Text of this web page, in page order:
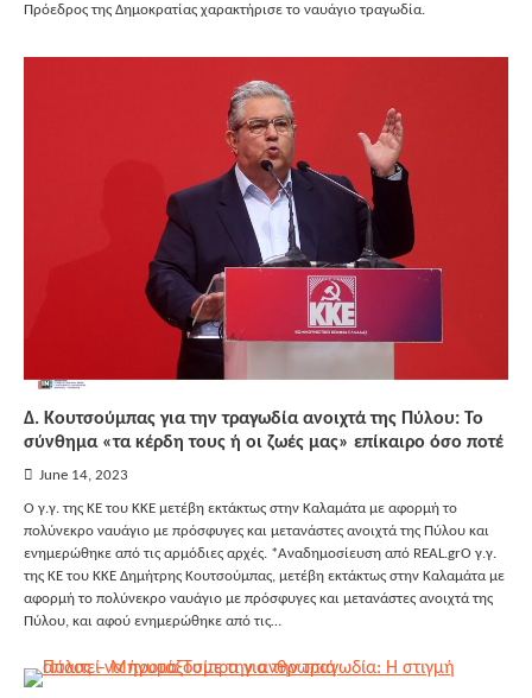
Πρόεδρος της Δημοκρατίας χαρακτήρισε το ναυάγιο τραγωδία.
Δ. Κουτσούμπας για την τραγωδία ανοιχτά της Πύλου: Το
σύνθημα «τα κέρδη τους ή οι ζωές μας» επίκαιρο όσο ποτέ
June 14, 2023
Ο γ.γ. της ΚΕ του ΚΚΕ μετέβη εκτάκτως στην Καλαμάτα με αφορμή το
πολύνεκρο ναυάγιο με πρόσφυγες και μετανάστες ανοιχτά της Πύλου και
ενημερώθηκε από τις αρμόδιες αρχές. *Αναδημοσίευση από REAL.grΟ γ.γ.
της ΚΕ του ΚΚΕ Δημήτρης Κουτσούμπας, μετέβη εκτάκτως στην Καλαμάτα με
αφορμή το πολύνεκρο ναυάγιο με πρόσφυγες και μετανάστες ανοιχτά της
Πύλου, και αφού ενημερώθηκε από τις…